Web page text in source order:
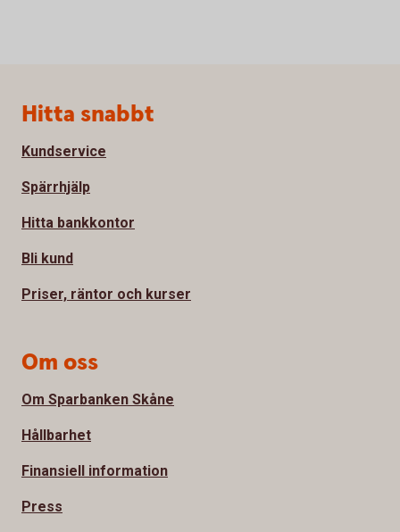
Sidfot
Hitta snabbt
Kundservice
Spärrhjälp
Hitta bankkontor
Bli kund
Priser, räntor och kurser
Om oss
Om Sparbanken Skåne
Hållbarhet
Finansiell information
Press